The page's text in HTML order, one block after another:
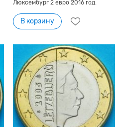
Люксембург 2 евро 2016 год.
В корзину